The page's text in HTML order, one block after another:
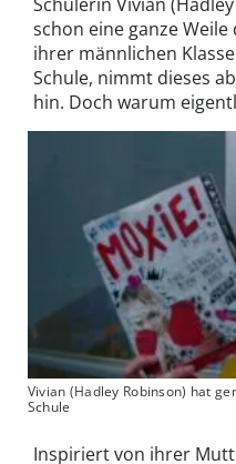
schon eine ganze
ihrer männlichen
Schule, nimmt dieses
hin. Doch warum
Vivian (Hadley Robinson) hat
Schule
Inspiriert von ihrer